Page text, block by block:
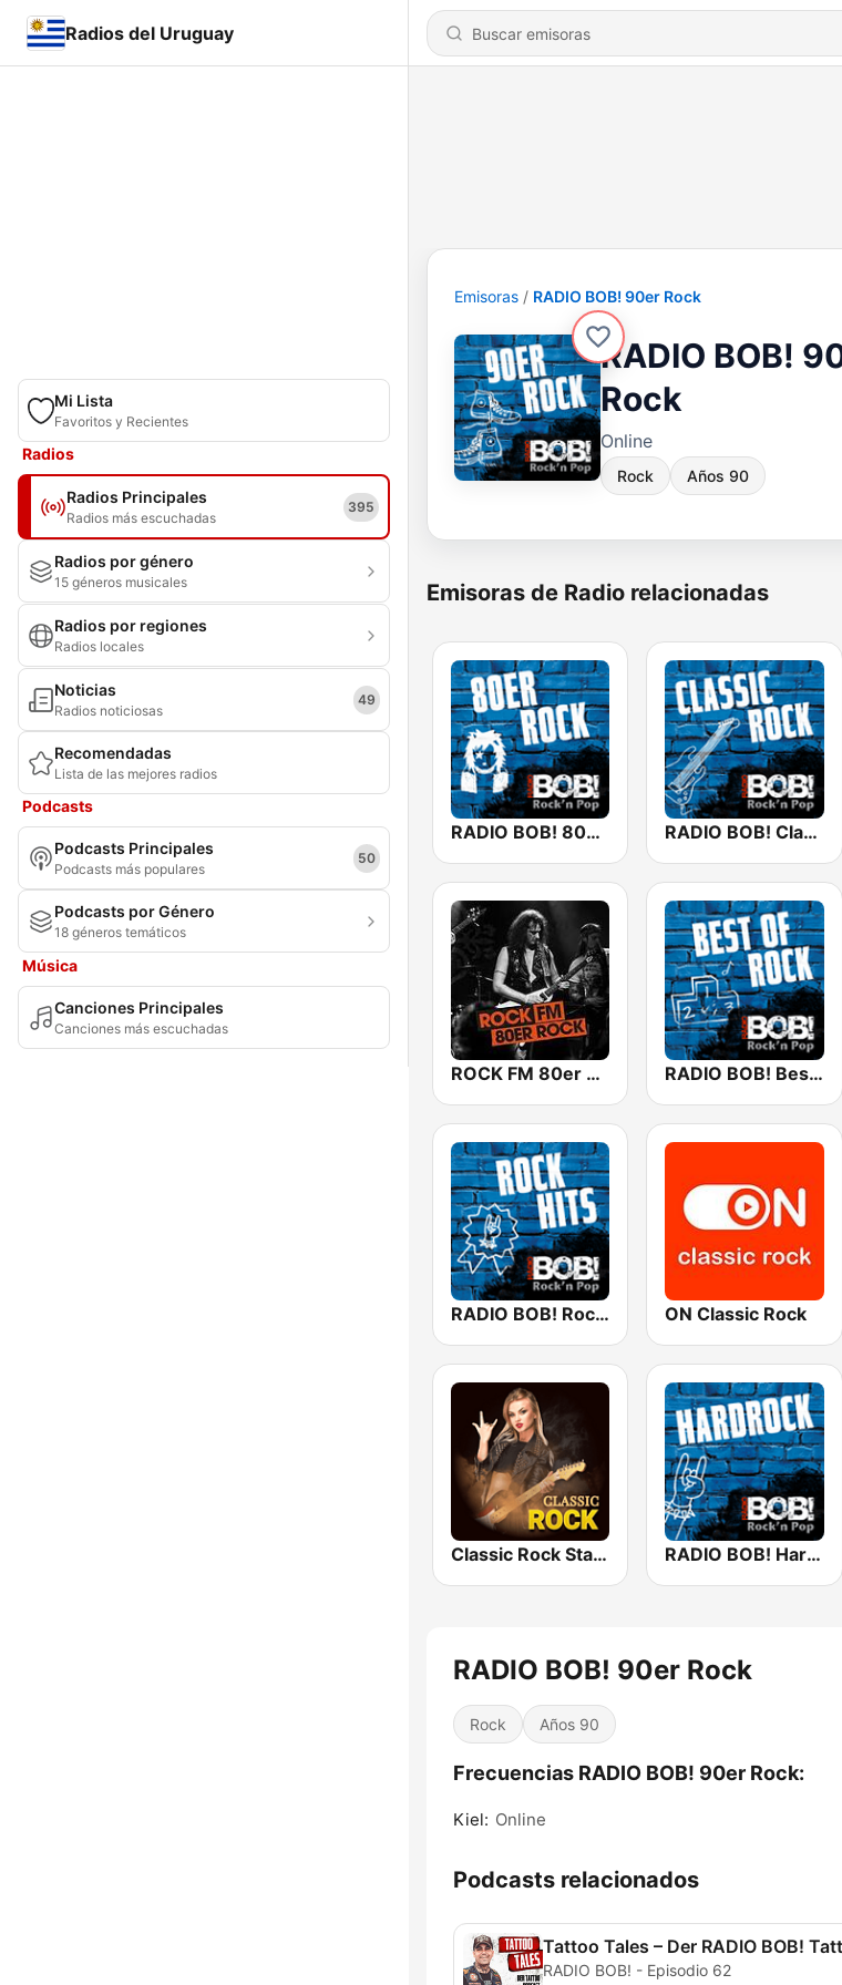
Radios del Uruguay
Mi Lista
Favoritos y Recientes
Radios
Radios Principales
Radios más escuchadas
395
Radios por género
15 géneros musicales
Radios por regiones
Radios locales
Noticias
Radios noticiosas
49
Recomendadas
Lista de las mejores radios
Podcasts
Podcasts Principales
Podcasts más populares
50
Podcasts por Género
18 géneros temáticos
Música
Canciones Principales
Canciones más escuchadas
Emisoras RADIO BOB! 90er Rock
RADIO BOB!
Rock
Online
Rock Años 90
Emisoras de Radio relacionadas
RADIO BOB! 80er Rock RADIO BOB! Classic Rock
ROCK FM 80er Rock RADIO BOB! Best of Rock
RADIO BOB! Rock Hits ON Classic Rock
Classic Rock Station RADIO BOB! Hardrock
RADIO BOB! 90er Rock
Rock Años 90
Frecuencias RADIO BOB! 90er Rock:
Kiel: Online
Podcasts relacionados
Tattoo Tales – Der RADIO BOB!
RADIO BOB! - Episodio 62